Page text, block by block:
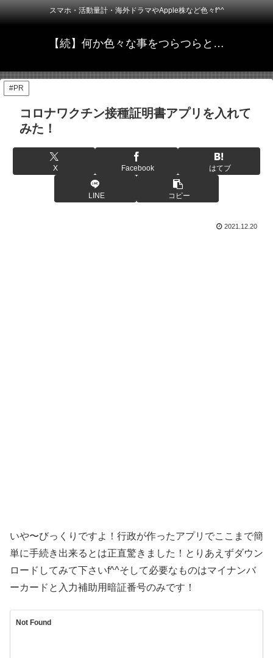
スマホ・活動量計・海外ドラマやApple株など色々f^^
【続】何か色々な事をつらつらと…
#PR
コロナワクチン接種証明書アプリを入れて
みた！
X Facebook はてブ
LINE コピー
2021.12.20
いや〜びっくりですよ！行政が作ったアプリでここまで簡
単に手続き出来るとは正直驚きました！とりあえずダウン
ロードしてみて下さいf^^そして必要なものはマイナンバ
ーカードと入力補助用暗証番号のみです！
Not Found